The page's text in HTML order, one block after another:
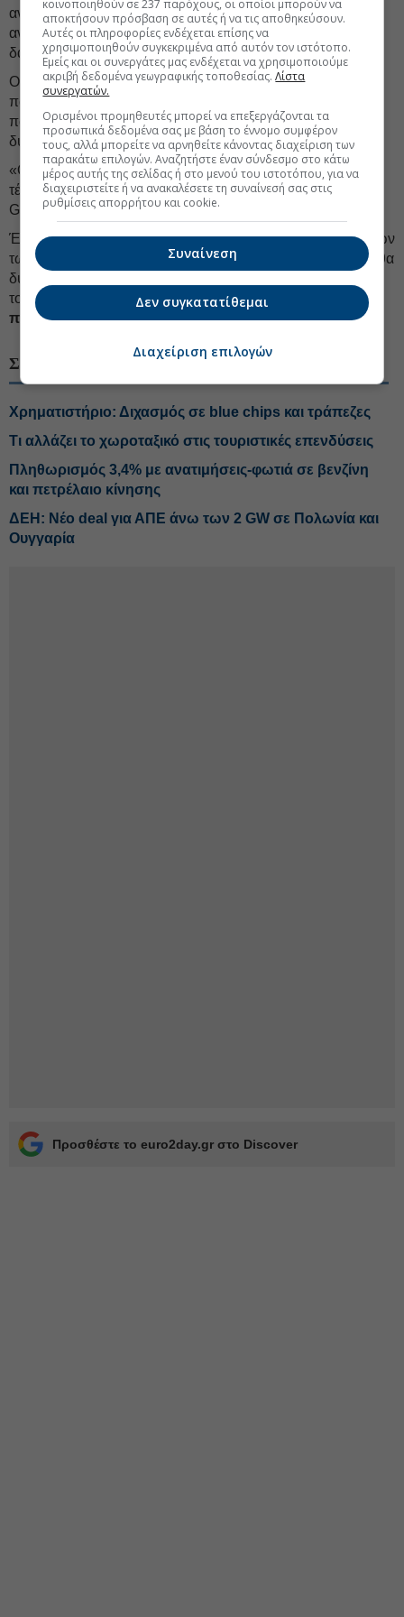
ανησυχεί: «Είναι σαν να μπαίνουν δασμοί στα αποθέματα:
αν η τιμή ενός αντικειμένου μεταβληθεί σημαντικά από ένα
δασμό, τότε η αγορά θα ψάξει αλλού», σχολίασε.
Οι αγορές στη Νέα Υόρκη ήδη υπόκεινται σε τοπικό φόρο
πωλήσεων ύψους σχεδόν 9%, σημείωσε, προσθέτοντας
πως «αν έπρεπε να αυξήσουμε τις τιμές κατά 25%, θα ήταν
δύσκολο να πωληθούν τα έργα».
«Ο όποιοςπροστατευτισμόςστην αμερικανική αγορά
τέχνης θα έχει τα αντίθετα αποτελέσματα», συνέχισε ο κ.
Glimcher.
Ένα άλλο πρόβλημα που θα δημιουργούσε η επιβολή αυτών
των δασμών, σημειώνουν οι New York Times, θα ήταν ότι θα
δυσκόλευε τους κινέζους καλλιτέχνες να εκθέσουν τα έργα
τους, κάτι που θα οδηγούσε σεελαχιστοποίηση της
πολιτισμικής ανταλλαγής.
ΣΧΕΤΙΚΑ ΘΕΜΑΤΑ
Χρηματιστήριο: Διχασμός σε blue chips και τράπεζες
Τι αλλάζει το χωροταξικό στις τουριστικές επενδύσεις
Πληθωρισμός 3,4% με ανατιμήσεις-φωτιά σε βενζίνη
και πετρέλαιο κίνησης
ΔΕΗ: Νέο deal για ΑΠΕ άνω των 2 GW σε Πολωνία και
Ουγγαρία
Προσθέστε το euro2day.gr στο Discover
κοινοποιηθούν σε 237 παρόχους, οι οποίοι μπορούν να
αποκτήσουν πρόσβαση σε αυτές ή να τις αποθηκεύσουν.
Αυτές οι πληροφορίες ενδέχεται επίσης να
χρησιμοποιηθούν συγκεκριμένα από αυτόν τον ιστότοπο.
Εμείς και οι συνεργάτες μας ενδέχεται να χρησιμοποιούμε
ακριβή δεδομένα γεωγραφικής τοποθεσίας.Λίστα
συνεργατών.
Ορισμένοι προμηθευτές μπορεί να επεξεργάζονται τα
προσωπικά δεδομένα σας με βάση το έννομο συμφέρον
τους, αλλά μπορείτε να αρνηθείτε κάνοντας διαχείριση των
παρακάτω επιλογών. Αναζητήστε έναν σύνδεσμο στο κάτω
μέρος αυτής της σελίδας ή στο μενού του ιστοτόπου, για να
διαχειριστείτε ή να ανακαλέσετε τη συναίνεσή σας στις
ρυθμίσεις απορρήτου και cookie.
Συναίνεση
Δεν συγκατατίθεμαι
Διαχείριση επιλογών